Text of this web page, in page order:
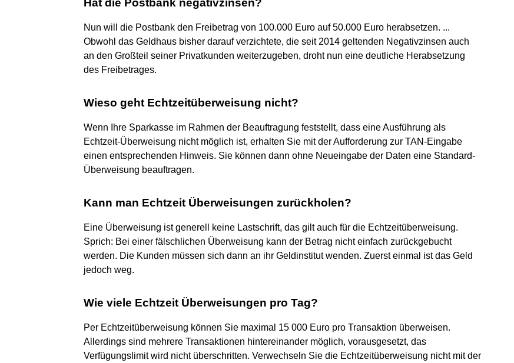
Nun will die Postbank den Freibetrag von 100.000 Euro auf 50.000 Euro herabsetzen. ...
Obwohl das Geldhaus bisher darauf verzichtete, die seit 2014 geltenden Negativzinsen auch
an den Großteil seiner Privatkunden weiterzugeben, droht nun eine deutliche Herabsetzung
des Freibetrages.
Wieso geht Echtzeitüberweisung nicht?
Wenn Ihre Sparkasse im Rahmen der Beauftragung feststellt, dass eine Ausführung als
Echtzeit-Überweisung nicht möglich ist, erhalten Sie mit der Aufforderung zur TAN-Eingabe
einen entsprechenden Hinweis. Sie können dann ohne Neueingabe der Daten eine Standard-
Überweisung beauftragen.
Kann man Echtzeit Überweisungen zurückholen?
Eine Überweisung ist generell keine Lastschrift, das gilt auch für die Echtzeitüberweisung.
Sprich: Bei einer fälschlichen Überweisung kann der Betrag nicht einfach zurückgebucht
werden. Die Kunden müssen sich dann an ihr Geldinstitut wenden. Zuerst einmal ist das Geld
jedoch weg.
Wie viele Echtzeit Überweisungen pro Tag?
Per Echtzeitüberweisung können Sie maximal 15 000 Euro pro Transaktion überweisen.
Allerdings sind mehrere Transaktionen hintereinander möglich, vorausgesetzt, das
Verfügungslimit wird nicht überschritten. Verwechseln Sie die Echtzeitüberweisung nicht mit der